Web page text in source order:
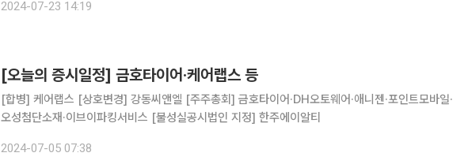
분 현재 오성첨단소재는 전 거래일 대비 16.55% 오른 185
2024-07-23 14:19
[오늘의 증시일정] 금호타이어·케어랩스 등
[합병] 케어랩스 [상호변경] 강동씨앤엘 [주주총회] 금호타이어·DH오토웨어·애니젠·포인트모바일·
오성첨단소재·이브이파킹서비스 [불성실공시법인 지정] 한주에이알티
2024-07-05 07:38